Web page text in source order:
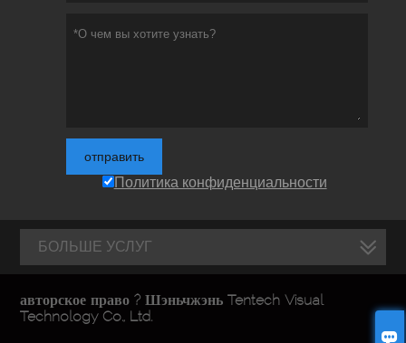

отправить
Политика конфиденциальности
БОЛЬШЕ УСЛУГ
авторское право ? Шэньчжэнь Tentech Visual
Technology Co., Ltd.